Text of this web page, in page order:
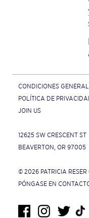
CONDICIONES
POLÍTICA DE
JOIN US
12625 SW CRESCENT ST
BEAVERTON, OR 97005
© 2026 PATRICIA RESER
PÓNGASE EN